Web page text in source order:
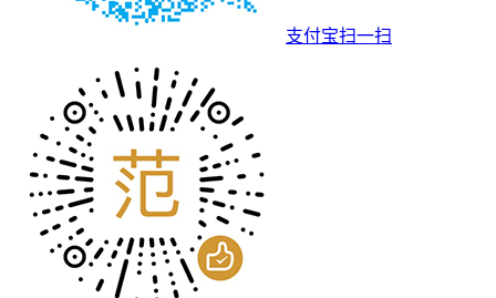
支付宝扫一扫